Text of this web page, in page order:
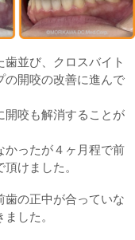
並び、クロスバイト
の開咬の改善に進んで
開咬も解消することが
かったが４ヶ月程で前
けました。
歯の正中が合っていな
した。